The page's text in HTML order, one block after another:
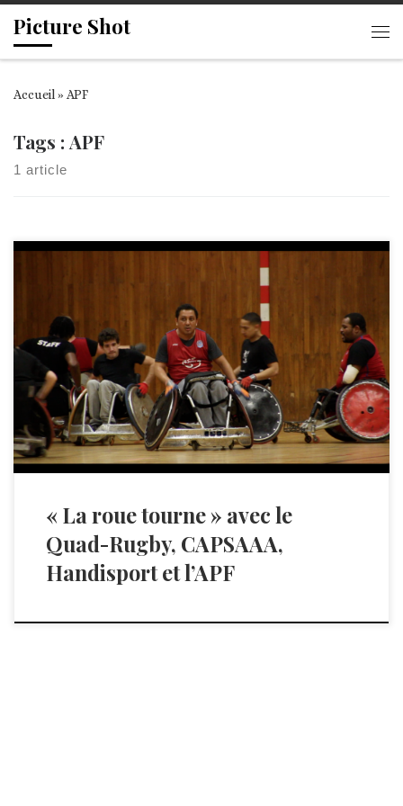
Passer au contenu
Picture Shot
Accueil» APF
Tags : APF
1 article
« La roue tourne » avec le
Quad-Rugby, CAPSAAA,
Handisport et l’APF